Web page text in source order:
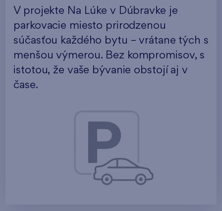
V projekte Na Lúke v Dúbravke je
parkovacie miesto prirodzenou
súčasťou každého bytu – vrátane tých s
menšou výmerou. Bez kompromisov, s
istotou, že vaše bývanie obstojí aj v
čase.